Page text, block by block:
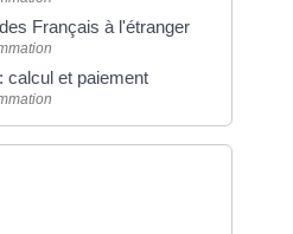
Français à l'étranger
calcul et paiement